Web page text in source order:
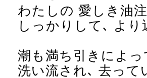
わたしの 愛しき油
しっかりして､ よ
潮も満ち引きによ
洗い流され､ 去っ